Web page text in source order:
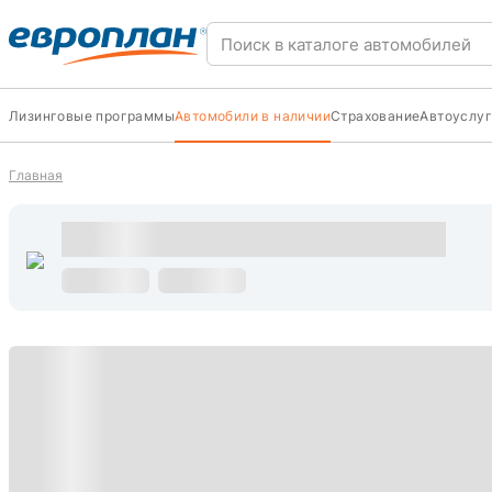
Лизинговые программыАвтомобили в наличииСтрахование
Главная